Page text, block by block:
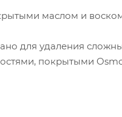
маслом и
для удаления
покрытыми